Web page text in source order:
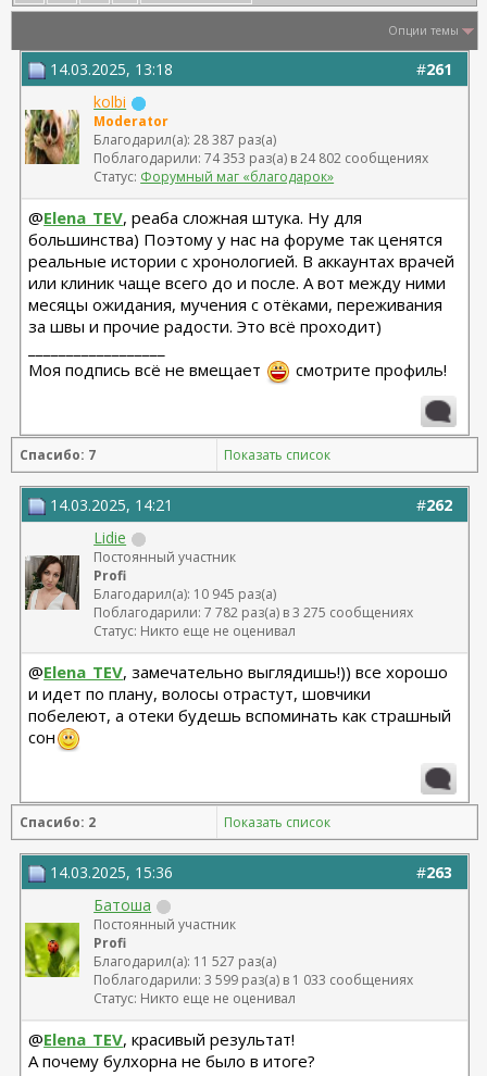
Опции темы
#261
14.03.2025, 13:18
kolbi
Moderator
Благодарил(а): 28 387 раз(а)
Поблагодарили: 74 353 раз(а) в 24 802 сообщениях
Статус: Форумный маг «благодарок»
@Elena_TEV, реаба сложная штука. Ну для
большинства) Поэтому у нас на форуме так ценятся
реальные истории с хронологией. В аккаунтах врачей
или клиник чаще всего до и после. А вот между ними
месяцы ожидания, мучения с отёками, переживания
за швы и прочие радости. Это всё проходит)
Моя подпись всё не вмещает
смотрите профиль!
Спасибо: 7 Показать список
#262
14.03.2025, 14:21
Lidie
Постоянный участник
Profi
Благодарил(а): 10 945 раз(а)
Поблагодарили: 7 782 раз(а) в 3 275 сообщениях
Статус: Никто еще не оценивал
@Elena_TEV, замечательно выглядишь!)) все хорошо
и идет по плану, волосы отрастут, шовчики
побелеют, а отеки будешь вспоминать как страшный
сон
Спасибо: 2 Показать список
#263
14.03.2025, 15:36
Батоша
Постоянный участник
Profi
Благодарил(а): 11 527 раз(а)
Поблагодарили: 3 599 раз(а) в 1 033 сообщениях
Статус: Никто еще не оценивал
@Elena_TEV, красивый результат!
А почему булхорна не было в итоге?